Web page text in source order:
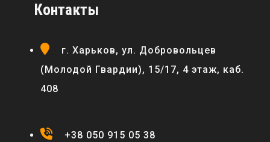
Контакты
г. Харьков, ул. Добровольцев
(Молодой Гвардии), 15/17, 4 этаж, каб.
408
+38 050 915 05 38